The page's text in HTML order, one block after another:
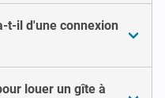
t-il d'une connexion
louer un gîte à